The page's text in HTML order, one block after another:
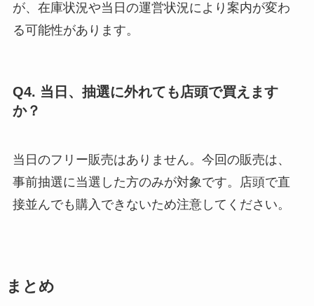
が、在庫状況や当日の運営状況により案内が変わ
る可能性があります。
Q4. 当日、抽選に外れても店頭で買えます
か？
当日のフリー販売はありません。今回の販売は、
事前抽選に当選した方のみが対象です。店頭で直
接並んでも購入できないため注意してください。
まとめ